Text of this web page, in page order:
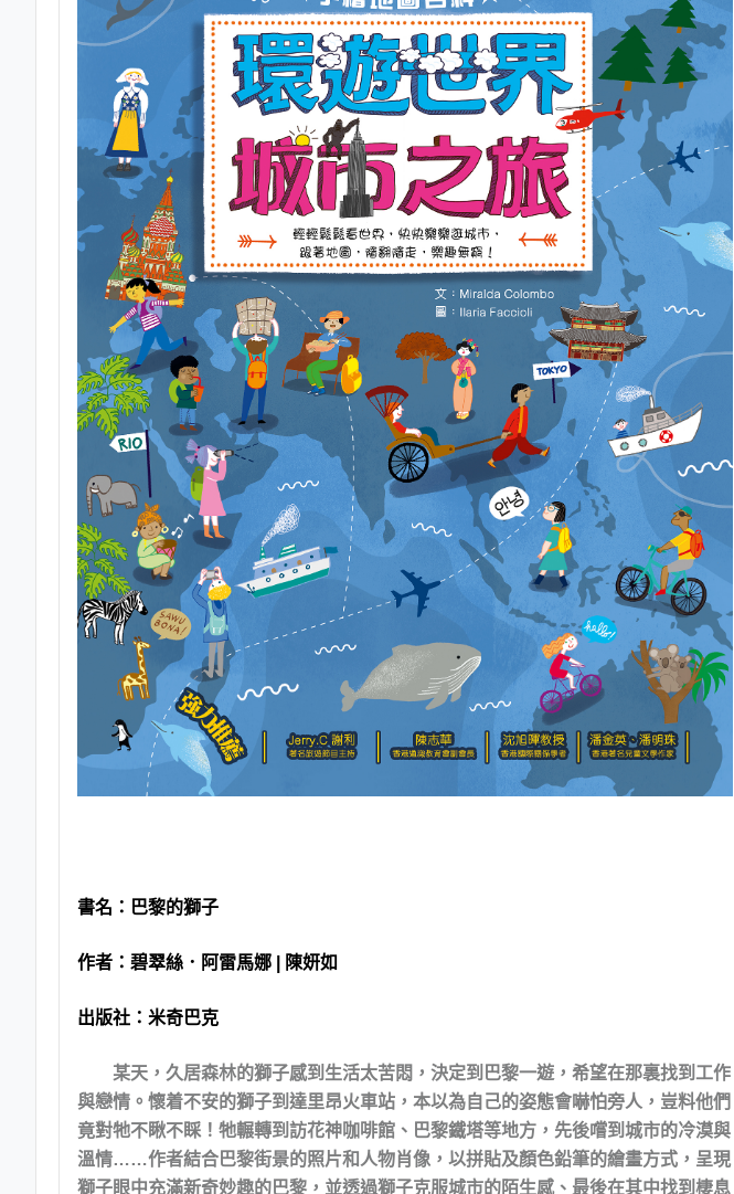
書名： 巴黎的獅子
作者： 碧翠絲．阿雷馬娜 | 陳妍如
出版社： 米奇巴克
某天，久居森林的獅子感到生活太苦悶，決定到巴黎一遊，希望在那裏找到工作
與戀情。懷着不安的獅子到達里昂火車站，本以為自己的姿態會嚇怕旁人，豈料他們
竟對牠不瞅不睬！牠輾轉到訪花神咖啡館、巴黎鐵塔等地方，先後嚐到城市的冷漠與
溫情……作者結合巴黎街景的照片和人物肖像，以拼貼及顏色鉛筆的繪畫方式，呈現
獅子眼中充滿新奇妙趣的巴黎，並透過獅子克服城市的陌生感、最後在其中找到棲息